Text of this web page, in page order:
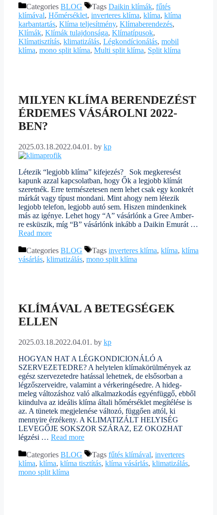
Categories BLOG Tags Daikin klímák, fűtés
klímával, Hőmérséklet, inverteres klíma, klíma, klíma
karbantartás, Klíma teljesítmény, Klímaberendezés,
Klímák, Klímák tulajdonsága, Klímatípusok,
Klímatisztítás, klimatizálás, Légkondícionálás, mobil
klíma, mono split klíma, Multi split klíma, Split klíma
MILYEN KLÍMA BERENDEZÉST
ÉRDEMES VÁSÁROLNI 2022-
BEN?
2025.03.18.2022.04.01. by kp
Létezik “legjobb klíma” kifejezés? Sok megkeresést
kapunk azzal kapcsolatban, hogy Ők a legjobb klímát
szeretnék. Erre természetesen nem lehet csak egy konkrét
márkát vagy típust mondani. Mint ahogy nem létezik
legjobb telefon, legjobb autó sem. Hiszen mindenkinek
más az igénye. Lehet hogy “A” vásárlónk a Gree Amber-
re esküszik, míg “B” vásárlónk inkább a Daikin Emurát …
Read more
Categories BLOG Tags inverteres klíma, klíma, klíma
vásárlás, klimatizálás, mono split klíma
KLÍMÁVAL A BETEGSÉGEK
ELLEN
2025.03.18.2022.04.01. by kp
HOGYAN HAT A LÉGKONDICIONÁLÓ A
SZERVEZETEDRE? A helytelen klímakörülmények az
egész szervezetedre hatással lehetnek, de elsősorban a
légzőszerveidre, valamint a vérkeringésedre. A hideg-
meleg változáshoz való alkalmazkodás egyénfüggő, ebből
kiindulva az ideális klíma általi hőmérséklet megítélése is
az. A tünetek megjelenése változó, függően attól, ki
mennyire érzékeny. A KLIMATIZÁLT HELYISÉG
LEVEGŐJE SOKSZOR SZÁRAZ, EZ OKOZHAT
légzési … Read more
Categories BLOG Tags fűtés klímával, inverteres
klíma, klíma, klíma tisztítás, klíma vásárlás, klimatizálás,
mono split klíma